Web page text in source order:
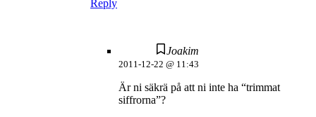
Reply
Joakim
2011-12-22 @ 11:43
Är ni säkrä på att ni inte ha “trimmat
siffrorna”?